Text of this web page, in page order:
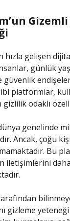
hızla gelişen
günlük
güvenlik
platformlar,
odaklı
genelinde
Ancak, çoğu
Bu
iletişimlerini
gizleme